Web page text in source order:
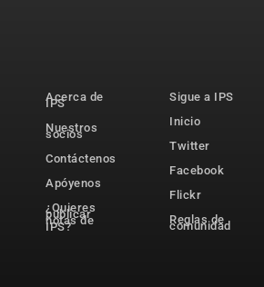
Acerca de
IPS
Nuestros
socios
Contáctenos
Apóyenos
¿Quieres
publicar
notas de
IPS?
Sigue a IPS
Inicio
Twitter
Facebook
Flickr
Reglas de
comunidad